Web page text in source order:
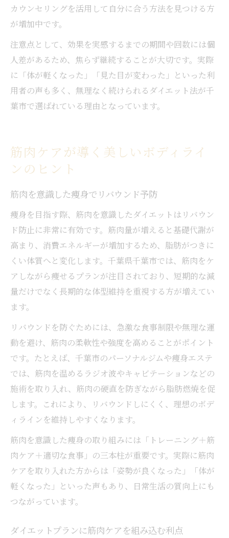
カウンセリングを活用して自分に合う方法を見つける方
が増加中です。
注意点として、効果を実感するまでの期間や回数には個
人差があるため、焦らず継続することが大切です。実際
に「体が軽くなった」「見た目が変わった」といった利
用者の声も多く、無理なく続けられるダイエット法が千
葉市で選ばれている理由となっています。
筋肉ケアが導く美しいボディライ
ンのヒント
筋肉を意識した痩身でリバウンド予防
痩身を目指す際、筋肉を意識したダイエットはリバウン
ド防止に非常に有効です。筋肉量が増えると基礎代謝が
高まり、消費エネルギーが増加するため、脂肪がつきに
くい体質へと変化します。千葉県千葉市では、筋肉をケ
アしながら痩せるプランが注目されており、短期的な減
量だけでなく長期的な体型維持を重視する方が増えてい
ます。
リバウンドを防ぐためには、急激な食事制限や無理な運
動を避け、筋肉の柔軟性や強度を高めることがポイント
です。たとえば、千葉市のパーソナルジムや痩身エステ
では、筋肉を温めるラジオ波やキャビテーションなどの
施術を取り入れ、筋肉の硬直を防ぎながら脂肪燃焼を促
します。これにより、リバウンドしにくく、理想のボデ
ィラインを維持しやすくなります。
筋肉を意識した痩身の取り組みには「トレーニング＋筋
肉ケア＋適切な食事」の三本柱が重要です。実際に筋肉
ケアを取り入れた方からは「姿勢が良くなった」「体が
軽くなった」といった声もあり、日常生活の質向上にも
つながっています。
ダイエットプランに筋肉ケアを組み込む利点